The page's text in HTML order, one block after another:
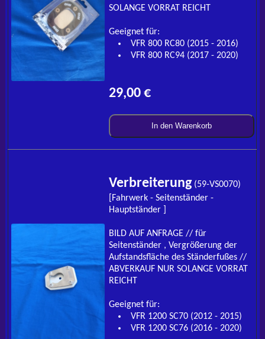
SOLANGE VORRAT REICHT
Geeignet für:
VFR 800 RC80 (2015 - 2016)
VFR 800 RC94 (2017 - 2020)
29,00 €
In den Warenkorb
Verbreiterung (59-VS0070)
[Fahrwerk - Seitenständer -
Hauptständer ]
BILD AUF ANFRAGE // für
Seitenständer , Vergrößerung der
Aufstandsfläche des Ständerfußes //
ABVERKAUF NUR SOLANGE VORRAT
REICHT
Geeignet für:
VFR 1200 SC70 (2012 - 2015)
VFR 1200 SC76 (2016 - 2020)